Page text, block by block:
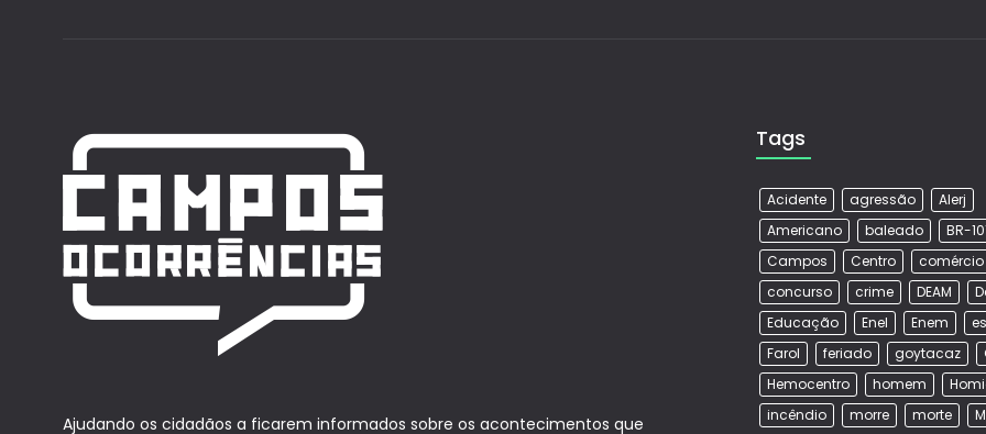
Ajudando os cidadãos a ficarem informados sobre os acontecimentos que
Tags
Acidente agressão
Alerj
Americano
baleado
BR-
Campos
Centro
comércio
concurso
crime DEAM
Educação
Enel Enem
Farol
feriado goytacaz
Hemocentro
homem
incêndio
morre morte